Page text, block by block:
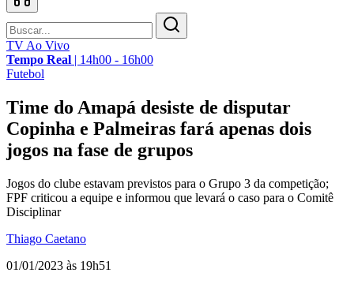
TV Ao Vivo
Tempo Real | 14h00 - 16h00
Futebol
Time do Amapá desiste de disputar
Copinha e Palmeiras fará apenas dois
jogos na fase de grupos
Jogos do clube estavam previstos para o Grupo 3 da competição;
FPF criticou a equipe e informou que levará o caso para o Comitê
Disciplinar
Thiago Caetano
01/01/2023 às 19h51